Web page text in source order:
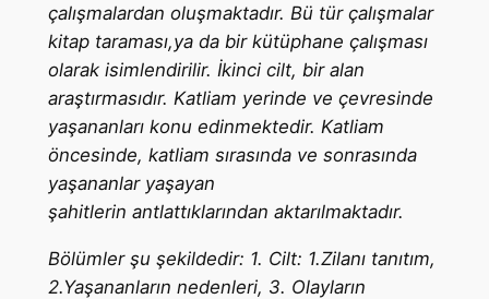
çalışmalardan oluşmaktadır. Bü tür çalışmalar
kitap taraması,ya da bir kütüphane çalışması
olarak isimlendirilir. İkinci cilt, bir alan
araştırmasıdır. Katliam yerinde ve çevresinde
yaşananları konu edinmektedir. Katliam
öncesinde, katliam sırasında ve sonrasında
yaşananlar yaşayan
şahitlerin antlattıklarından aktarılmaktadır.
Bölümler şu şekildedir: 1. Cilt: 1.Zilanı tanıtım,
2.Yaşananların nedenleri, 3. Olayların